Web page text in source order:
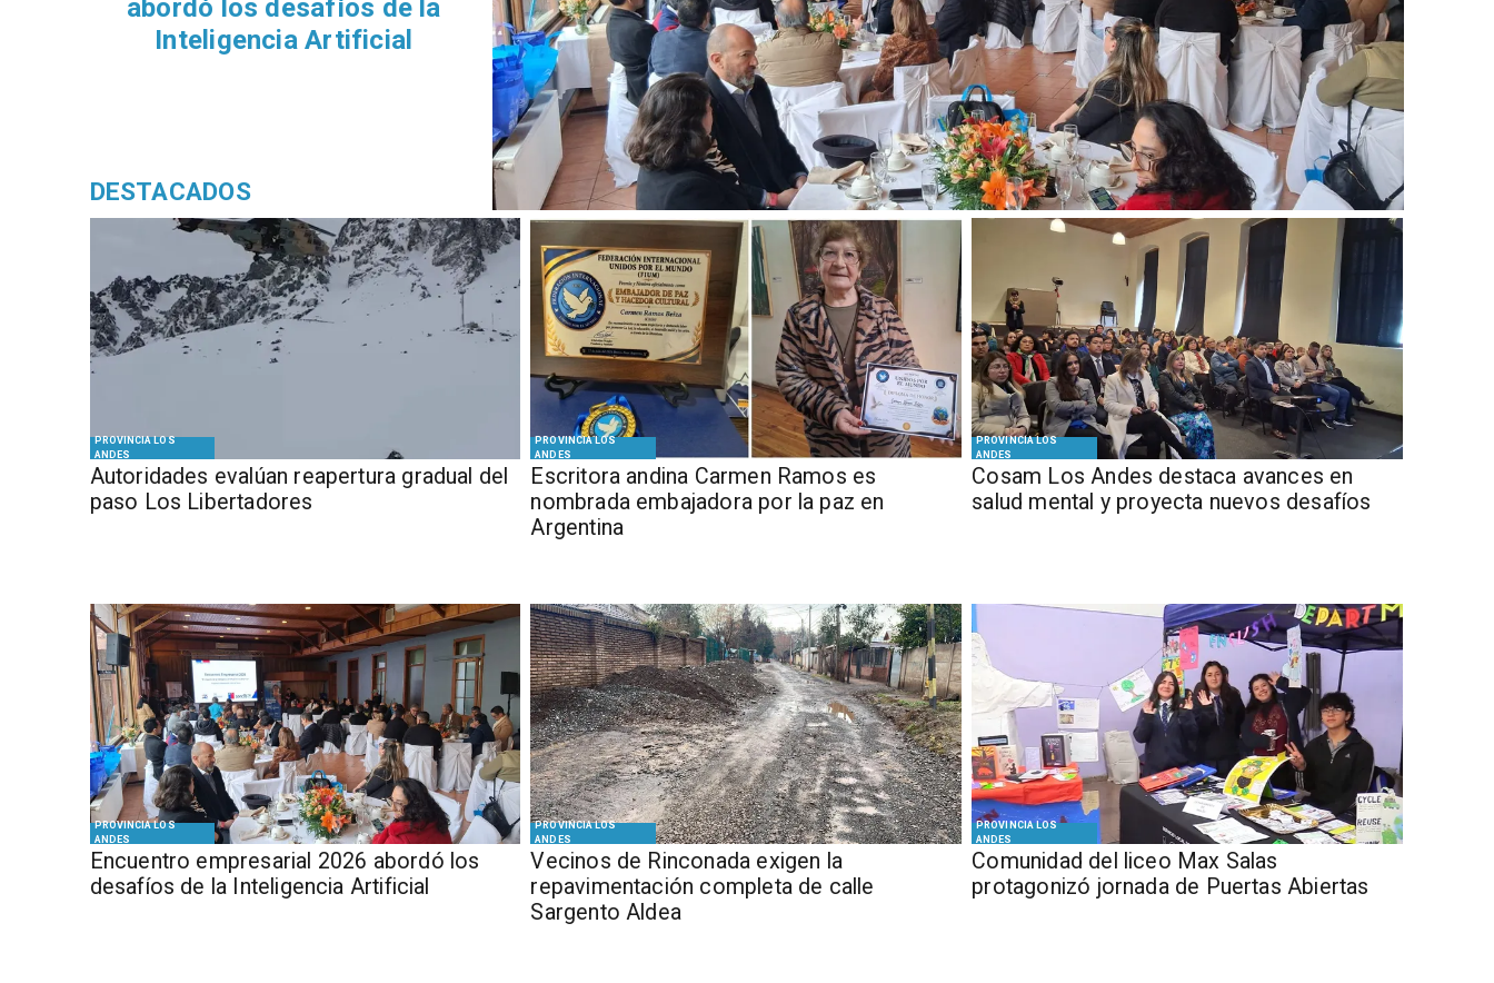
PROVINCIA LOS
ANDES
​​Autoridades evalúan reapertura gradual del
paso Los Libertadores
PROVINCIA LOS
ANDES
Escritora andina Carmen Ramos es
nombrada embajadora por la paz en
Argentina
PROVINCIA LOS
ANDES
Cosam Los Andes destaca avances en
salud mental y proyecta nuevos desafíos
PROVINCIA LOS
ANDES
Encuentro empresarial 2026 abordó los
desafíos de la Inteligencia Artificial
PROVINCIA LOS
ANDES
Vecinos de Rinconada exigen la
repavimentación completa de calle
Sargento Aldea
PROVINCIA LOS
ANDES
Comunidad del liceo Max Salas
protagonizó jornada de Puertas Abiertas
abordó los desafíos de la
Inteligencia Artificial
DESTACADOS